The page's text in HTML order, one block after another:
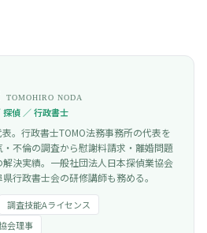
TOMOHIRO NODA
探偵 ／ 行政書士
。行政書士TOMO法務事務所の代表を
不倫の調査から慰謝料請求・離婚問題
解決実績。一般社団法人日本探偵業協会
行政書士会の研修講師も務める。
調査技能Aライセンス
会理事